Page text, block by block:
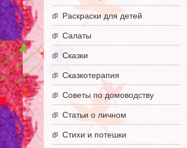
Раскраски для детей
Салаты
Сказки
Сказкотерапия
Советы по домоводству
Статьи о личном
Стихи и потешки